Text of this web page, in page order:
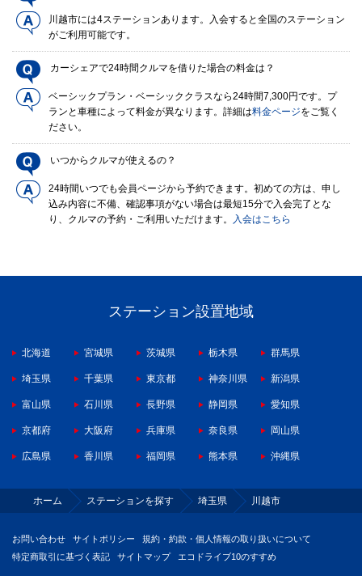
川越市には4ステーションあります。入会すると全国のステーション
がご利用可能です。
カーシェアで24時間クルマを借りた場合の料金は？
ベーシックプラン・ベーシッククラスなら24時間7,300円です。プ
ランと車種によって料金が異なります。詳細は料金ページをご覧く
ださい。
いつからクルマが使えるの？
24時間いつでも会員ページから予約できます。初めての方は、申し
込み内容に不備、確認事項がない場合は最短15分で入会完了とな
り、クルマの予約・ご利用いただけます。
入会はこちら
ステーション設置地域
北海道 宮城県 茨城県 栃木県 群馬県
埼玉県 千葉県 東京都 神奈川県 新潟県
富山県 石川県 長野県 静岡県 愛知県
京都府 大阪府 兵庫県 奈良県 岡山県
広島県 香川県 福岡県 熊本県 沖縄県
ホーム ステーションを探す 埼玉県 川越市
お問い合わせ サイトポリシー
規約・約款・個人情報の取り扱いについて
特定商取引に基づく表記
サイトマップ エコドライブ10のすすめ